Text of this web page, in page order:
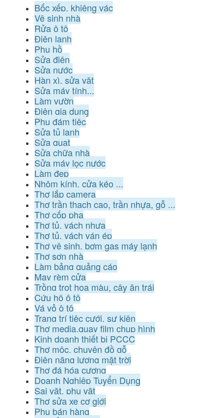
Bốc xếp, khiêng vác
Vệ sinh nhà
Rửa ô tô
Điện lạnh
Phụ hồ
Sửa điện
Sửa nước
Hàn xì, sửa vặt
Sửa máy tính...
Làm vườn
Điện gia dụng
Phụ đám tiệc
Sửa tủ lạnh
Sửa quạt
Sửa chữa nhà
Sửa máy lọc nước
Làm đẹp
Nhôm kính, cửa kéo ...
Thợ lắp camera
Thợ trần thạch cao, trần nhựa, gỗ ...
Thợ cốp pha
Thợ tủ, vách nhựa
Thợ tủ, vách ván ép
Thợ vệ sinh, bơm gas máy lạnh
Thợ sơn nhà
Làm bảng quảng cáo
May rèm cửa
Trồng trọt hoa màu, cây ăn trái
Cứu hộ ô tô
Vá vỏ ô tô
Trang trí tiệc cưới, sự kiện
Thợ media,quay film chụp hình
Kinh doanh thiết bị PCCC
Thợ mộc, chuyên đồ gỗ
Điện năng lượng mặt trời
Thợ đá hóa cương
Doanh Nghiệp Tuyển Dụng
Sai vặt, phụ vặt
Thợ sửa xe cơ giới
Phụ bán hàng